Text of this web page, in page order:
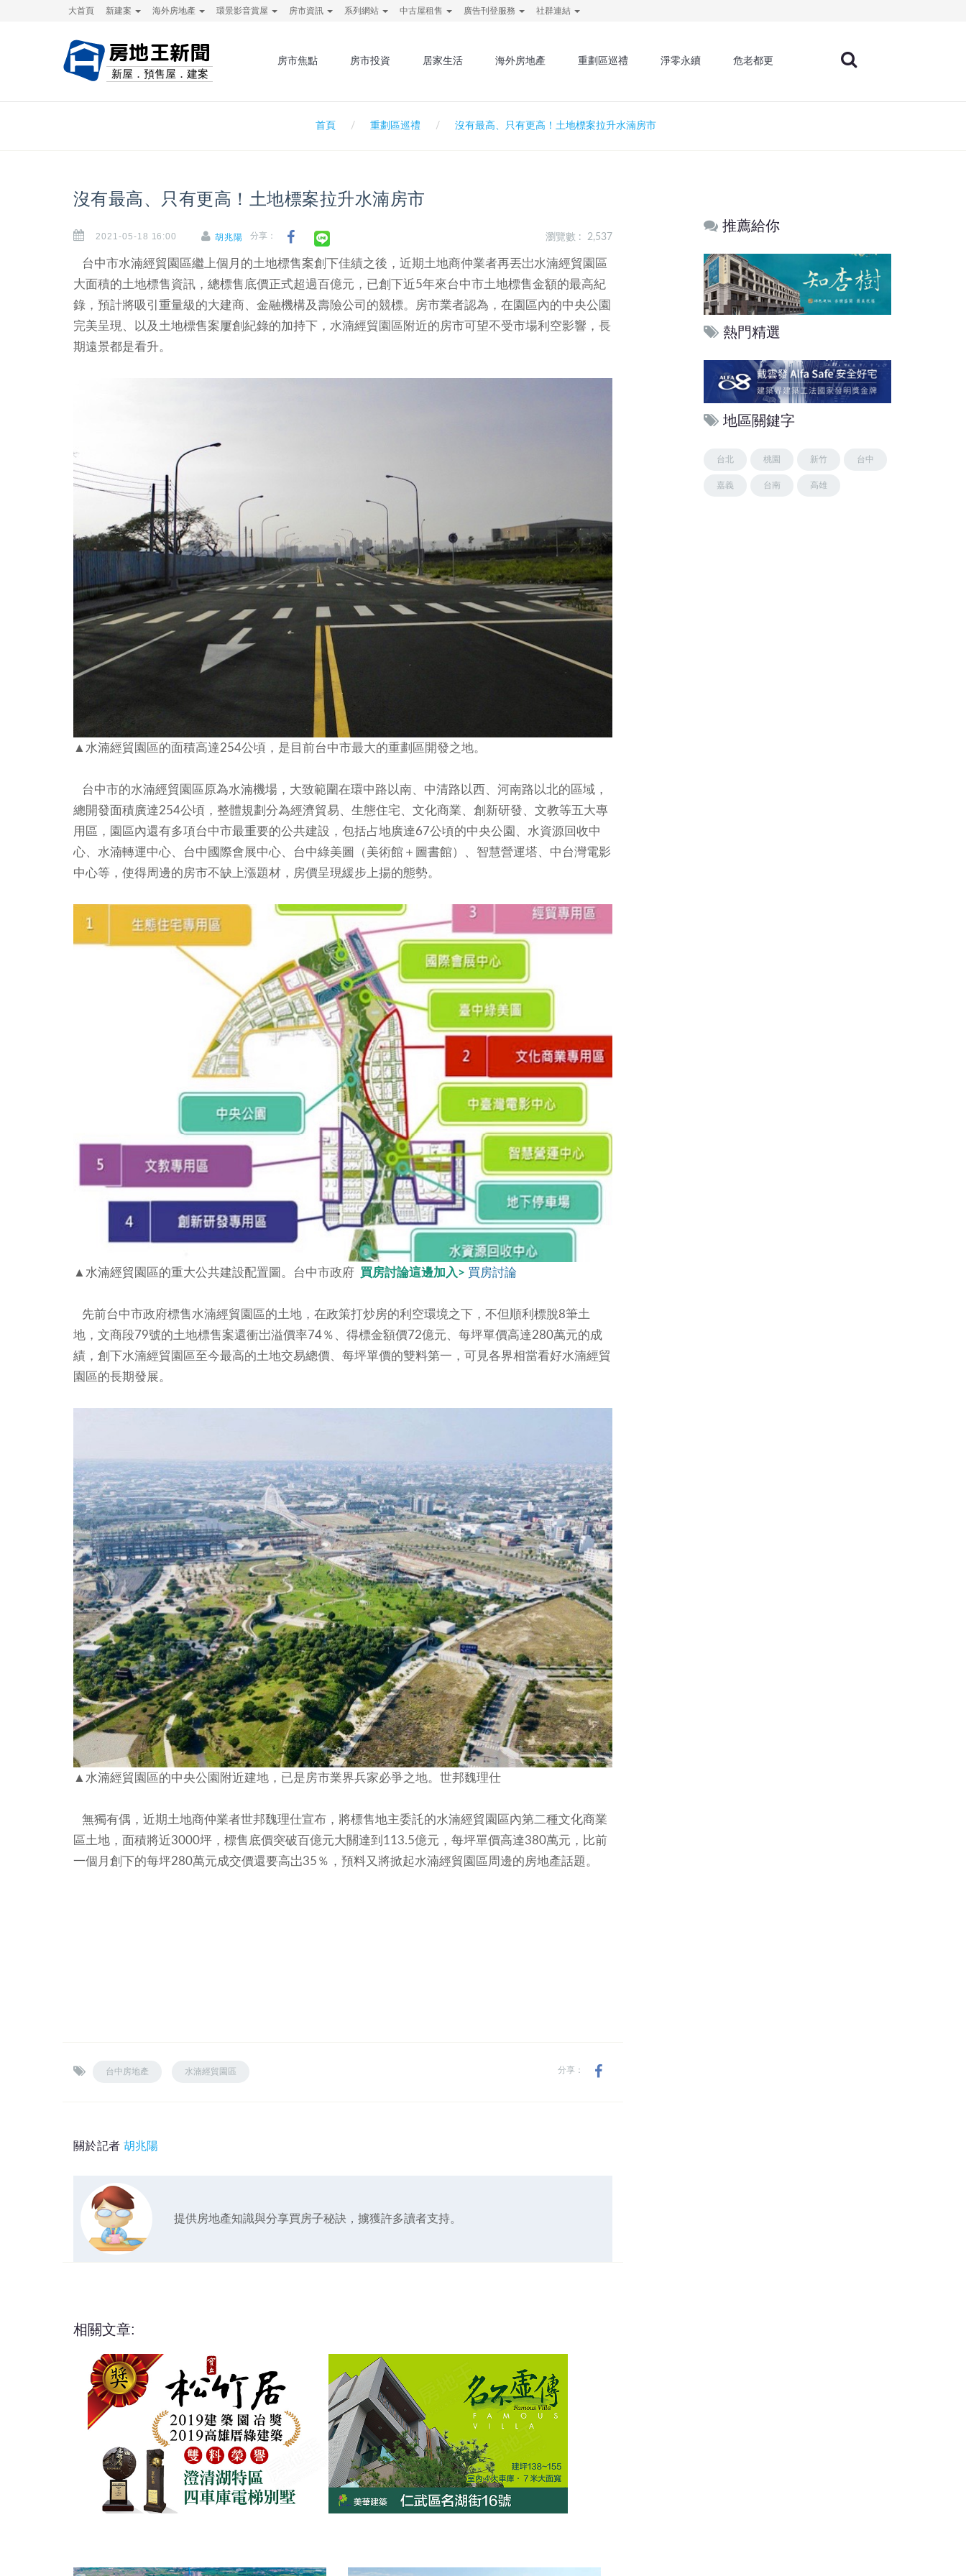
大首頁 新建案 海外房地產 環景影音賞屋 房市資訊 系列網站 中古屋租售 廣告刊登服務 社群連結
房地王新聞
新屋．預售屋．建案
房市焦點 房市投資 居家生活 海外房地產 重劃區巡禮 淨零永續 危老都更
首頁 重劃區巡禮 沒有最高、只有更高！土地標案拉升水湳房市
沒有最高、只有更高！土地標案拉升水湳房市
2021-05-18 16:00 胡兆陽 分享： 瀏覽數 : 2,537
台中市水湳經貿園區繼上個月的土地標售案創下佳績之後，近期土地商仲業者再丟岀水湳經貿園區
大面積的土地標售資訊，總標售底價正式超過百億元，已創下近5年來台中市土地標售金額的最高紀
錄，預計將吸引重量級的大建商、金融機構及壽險公司的競標。房市業者認為，在園區內的中央公園
完美呈現、以及土地標售案屢創紀錄的加持下，水湳經貿園區附近的房市可望不受市場利空影響，長
期遠景都是看升。
▲水湳經貿園區的面積高達254公頃，是目前台中市最大的重劃區開發之地。
台中市的水湳經貿園區原為水湳機場，大致範圍在環中路以南、中清路以西、河南路以北的區域，
總開發面積廣達254公頃，整體規劃分為經濟貿易、生態住宅、文化商業、創新研發、文教等五大專
用區，園區內還有多項台中市最重要的公共建設，包括占地廣達67公頃的中央公園、水資源回收中
心、水湳轉運中心、台中國際會展中心、台中綠美圖（美術館＋圖書館）、智慧營運塔、中台灣電影
中心等，使得周邊的房市不缺上漲題材，房價呈現緩步上揚的態勢。
▲水湳經貿園區的重大公共建設配置圖。台中市政府 買房討論這邊加入> 買房討論
先前台中市政府標售水湳經貿園區的土地，在政策打炒房的利空環境之下，不但順利標脫8筆土
地，文商段79號的土地標售案還衝岀溢價率74％、得標金額價72億元、每坪單價高達280萬元的成
績，創下水湳經貿園區至今最高的土地交易總價、每坪單價的雙料第一，可見各界相當看好水湳經貿
園區的長期發展。
▲水湳經貿園區的中央公園附近建地，已是房市業界兵家必爭之地。世邦魏理仕
無獨有偶，近期土地商仲業者世邦魏理仕宣布，將標售地主委託的水湳經貿園區內第二種文化商業
區土地，面積將近3000坪，標售底價突破百億元大關達到113.5億元，每坪單價高達380萬元，比前
一個月創下的每坪280萬元成交價還要高岀35％，預料又將掀起水湳經貿園區周邊的房地產話題。
台中房地產 水湳經貿園區 分享：
關於記者 胡兆陽
提供房地產知識與分享買房子秘訣，擄獲許多讀者支持。
相關文章:
推薦給你
熱門精選
地區關鍵字
台北 桃園 新竹 台中
嘉義 台南 高雄